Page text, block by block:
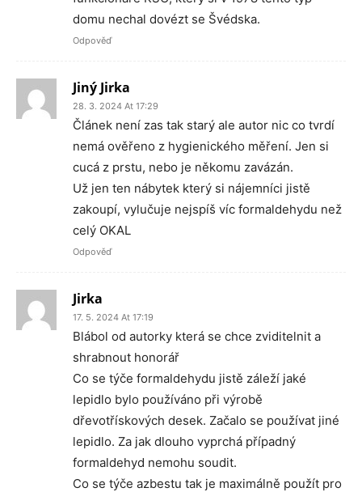
domu nechal dovézt se Švédska.
Odpověď
Jiný Jirka
28. 3. 2024 At 17:29
Článek není zas tak starý ale autor nic co tvrdí
nemá ověřeno z hygienického měření. Jen si
cucá z prstu, nebo je někomu zavázán.
Už jen ten nábytek který si nájemníci jistě
zakoupí, vylučuje nejspíš víc formaldehydu než
celý OKAL
Odpověď
Jirka
17. 5. 2024 At 17:19
Blábol od autorky která se chce zviditelnit a
shrabnout honorář
Co se týče formaldehydu jistě záleží jaké
lepidlo bylo používáno při výrobě
dřevotřískových desek. Začalo se používat jiné
lepidlo. Za jak dlouho vyprchá případný
formaldehyd nemohu soudit.
Co se týče azbestu tak je maximálně použít pro